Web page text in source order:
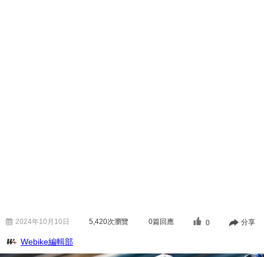
2024年10月10日 5,420次瀏覽 0篇回應 0 分享
Webike編輯部